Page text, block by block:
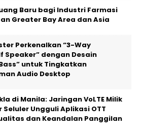
Baru bagi Industri Farmasi
Greater Bay Area dan Asia
Perkenalkan “3-Way
Speaker” dengan Desain
untuk Tingkatkan
Audio Desktop
di Manila: Jaringan VoLTE Milik
Ungguli Aplikasi OTT
dan Keandalan Panggilan